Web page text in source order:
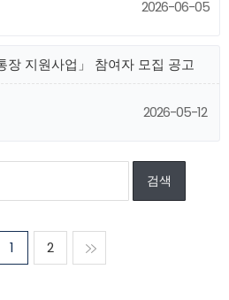
2026-06-05
장 지원사업」 참여자 모집 공고
2026-05-12
처음
1 2